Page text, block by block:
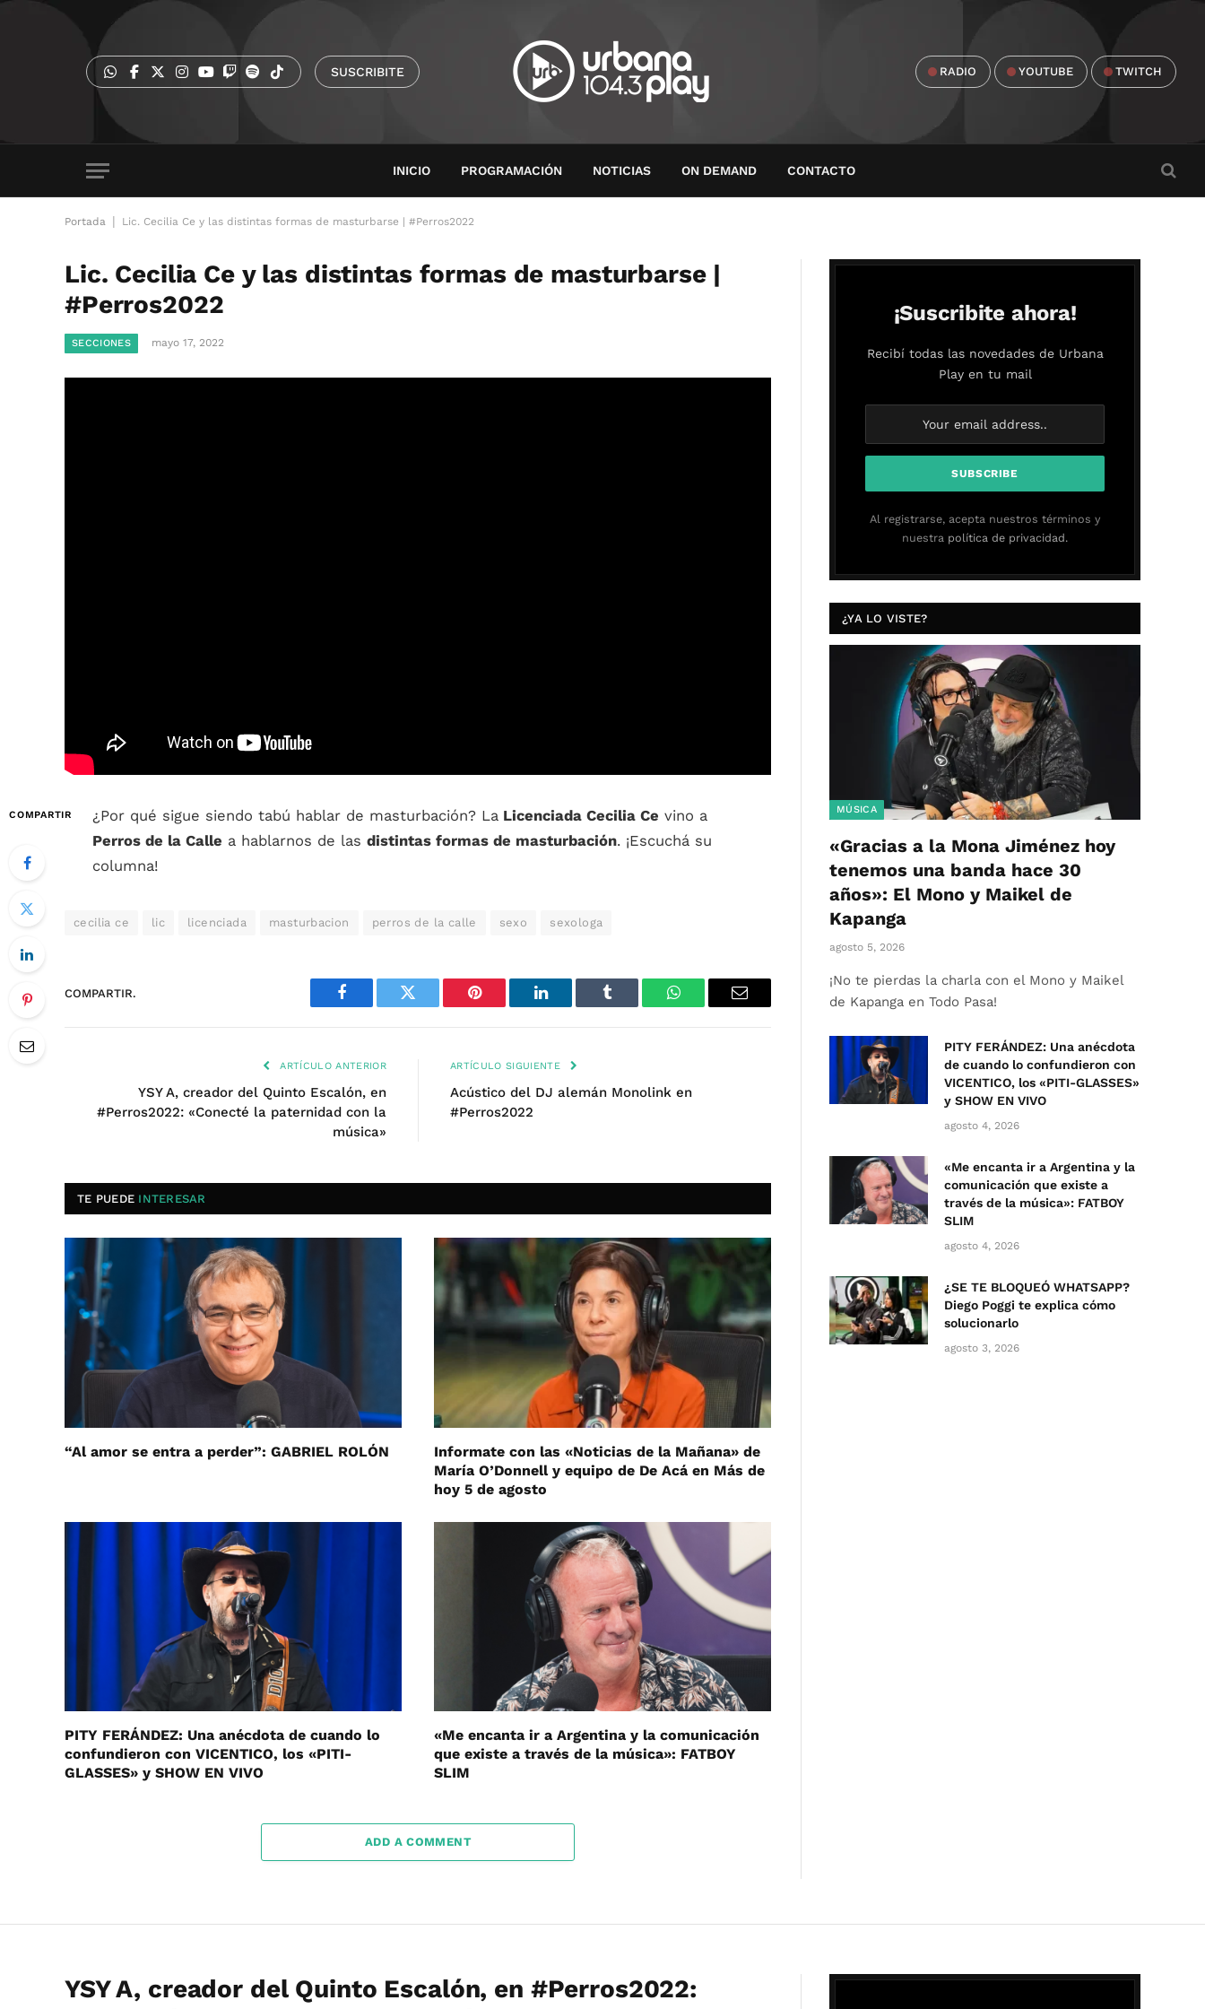
SUSCRIBITE RADIO YOUTUBE TWITCH
INICIO PROGRAMACIÓN NOTICIAS ON DEMAND CONTACTO
Portada Lic. Cecilia Ce y las distintas formas de masturbarse | #Perros2022
Lic. Cecilia Ce y las distintas formas de masturbarse |
#Perros2022
SECCIONES mayo 17, 2022
COMPARTIR ¿Por qué sigue siendo tabú hablar de masturbación? La Licenciada Cecilia Ce vino a
Perros de la Calle a hablarnos de las distintas formas de masturbación. ¡Escuchá su
columna!
cecilia ce lic licenciada masturbacion perros de la calle sexo sexologa
COMPARTIR.
Facebook Twitter Pinterest LinkedIn Tumblr WhatsAppEmail
ARTÍCULO ANTERIOR
YSY A, creador del Quinto Escalón, en
#Perros2022: «Conecté la paternidad con la
música»
ARTÍCULO SIGUIENTE
Acústico del DJ alemán Monolink en
#Perros2022
TE PUEDE INTERESAR
“Al amor se entra a perder”: GABRIEL ROLÓN
Informate con las «Noticias de la Mañana» de
María O’Donnell y equipo de De Acá en Más de
hoy 5 de agosto
PITY FERÁNDEZ: Una anécdota de cuando lo
confundieron con VICENTICO, los «PITI-
GLASSES» y SHOW EN VIVO
«Me encanta ir a Argentina y la comunicación
que existe a través de la música»: FATBOY
SLIM
ADD A COMMENT
¡Suscribite ahora!
Recibí todas las novedades de Urbana
Play en tu mail
Al registrarse, acepta nuestros términos y
nuestra política de privacidad.
¿YA LO VISTE?
MÚSICA
«Gracias a la Mona Jiménez hoy
tenemos una banda hace 30
años»: El Mono y Maikel de
Kapanga
agosto 5, 2026
¡No te pierdas la charla con el Mono y Maikel
de Kapanga en Todo Pasa!
PITY FERÁNDEZ: Una anécdota
de cuando lo confundieron con
VICENTICO, los «PITI-GLASSES»
y SHOW EN VIVO
agosto 4, 2026
«Me encanta ir a Argentina y la
comunicación que existe a
través de la música»: FATBOY
SLIM
agosto 4, 2026
¿SE TE BLOQUEÓ WHATSAPP?
Diego Poggi te explica cómo
solucionarlo
agosto 3, 2026
YSY A, creador del Quinto Escalón, en #Perros2022: